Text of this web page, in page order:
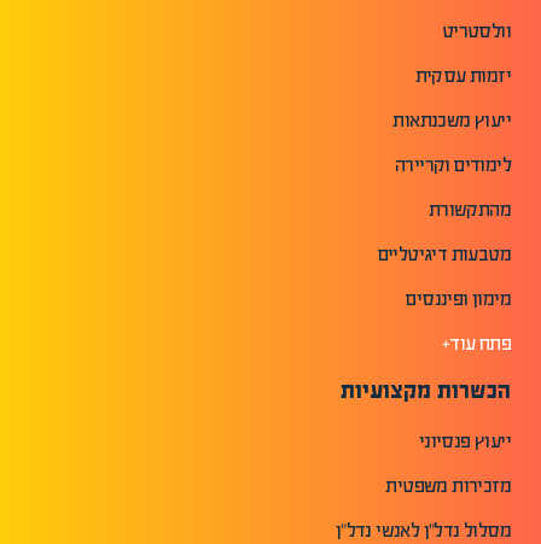
וולסטריט
יזמות עסקית
ייעוץ משכנתאות
לימודים וקריירה
מהתקשורת
מטבעות דיגיטליים
מימון ופיננסים
פתח עוד+
הכשרות מקצועיות
ייעוץ פנסיוני
מזכירות משפטית
מסלול נדל"ן לאנשי נדל"ן